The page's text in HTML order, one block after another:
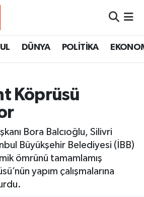
DÜNYA POLİTİKA
Köprüsü
Bora Balcıoğlu, Silivri
Büyükşehir Belediyesi (İBB)
ömrünü tamamlamış
yapım çalışmalarına
Durumu ve Fikstür